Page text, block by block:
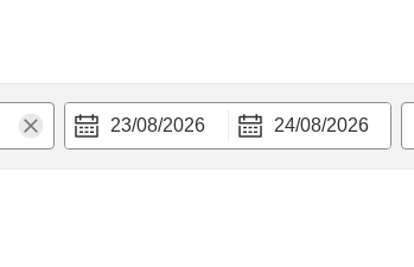
23/08/2026 24/08/2026